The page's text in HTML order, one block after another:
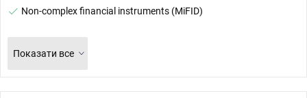
Non-complex financial instruments (MiFID)
Показати все